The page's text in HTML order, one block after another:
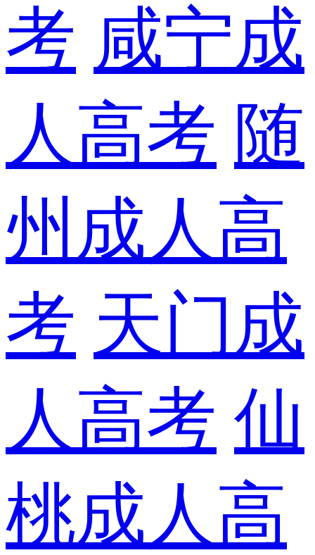
考 咸宁成
人高考 随
州成人高
考 天门成
人高考 仙
桃成人高